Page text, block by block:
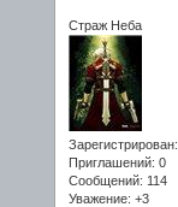
Страж Неба
Зарегистрирован
Приглашений: 0
Сообщений: 114
Уважение: +3